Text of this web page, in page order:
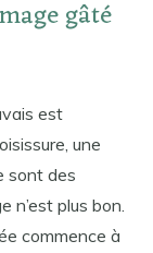
gâté
est
une
sont des
n’est plus bon.
commence à